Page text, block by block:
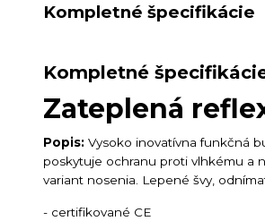
Kompletné špecifikácie
Kompletné
Zateplená
Popis: Vysoko inovatívna funkčná
poskytuje ochranu proti vlhkému a
variant nosenia. Lepené švy,
- certifikované CE